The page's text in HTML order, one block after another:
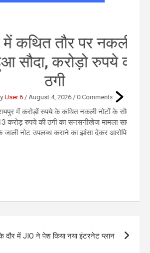
तौर पर नकली नोट
करोड़ो रुपये की हुई
4, 2026/0 Comments
रुपये के कथित नकली नोटों के सौदे के नाम पर
ठगी का सनसनीखेज मामला सामने आया है।
कराने का झांसा देकर आरोपियों...
दौर में JIO ने पेश किया नया इंटरनेट प्लान